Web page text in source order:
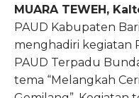
MUARA TEWEH,
PAUD Kabupaten
menghadiri kegiatan
PAUD Terpadu
tema “Melangkah